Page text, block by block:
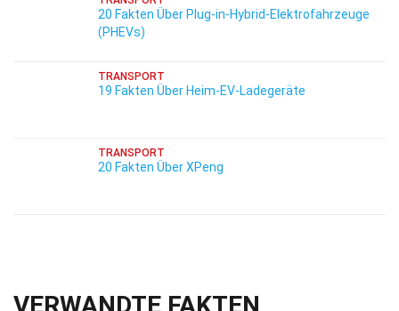
20 Fakten Über Plug-in-Hybrid-Elektrofahrzeuge
(PHEVs)
TRANSPORT
19 Fakten Über Heim-EV-Ladegeräte
TRANSPORT
20 Fakten Über XPeng